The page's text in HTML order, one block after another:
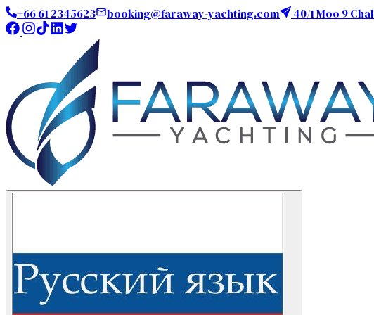
+66 61 2345623 booking@faraway-yachting.com 40/1 Moo 9